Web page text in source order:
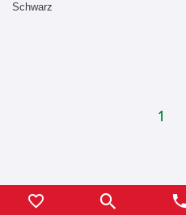
Schwarz
1